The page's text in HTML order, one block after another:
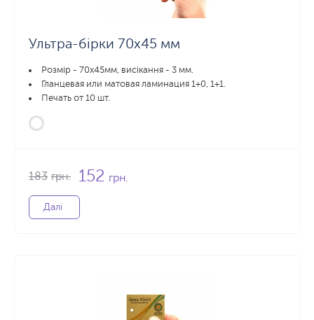
Ультра-бірки 70х45 мм
Розмір - 70х45мм, висікання - 3 мм.
Гланцевая или матовая ламинация 1+0, 1+1.
Печать от 10 шт.
183 грн. 152 грн.
Далі